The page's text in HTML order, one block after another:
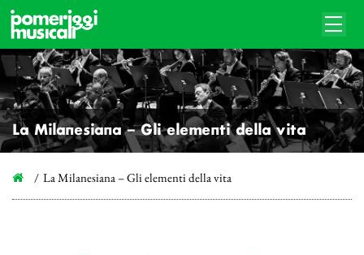
La Milanesiana – Gli elementi della vita
La Milanesiana – Gli elementi della vita